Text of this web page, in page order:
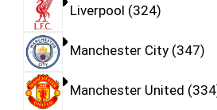
Liverpool 324
Manchester City 347
Manchester United 334